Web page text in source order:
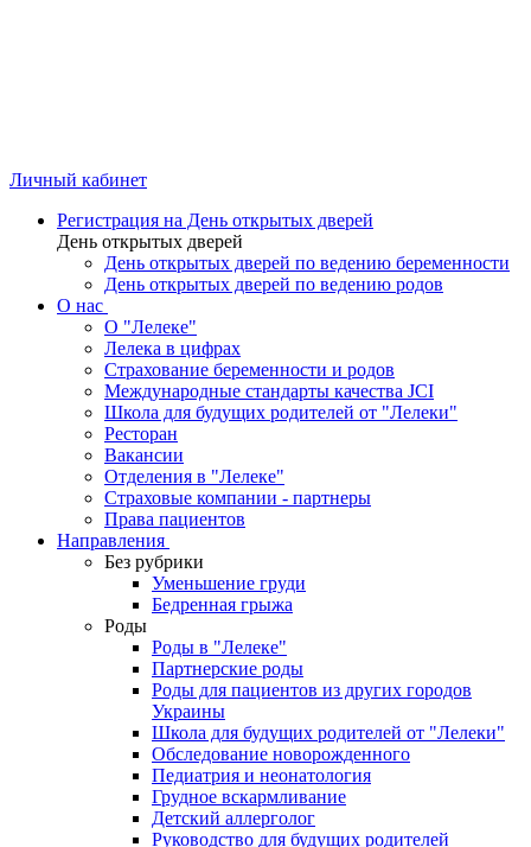
Личный кабинет
Регистрация на День открытых дверей
День открытых дверей
День открытых дверей по ведению беременности
День открытых дверей по ведению родов
О нас
О "Лелеке"
Лелека в цифрах
Страхование беременности и родов
Международные стандарты качества JCI
Школа для будущих родителей от "Лелеки"
Ресторан
Вакансии
Отделения в "Лелеке"
Страховые компании - партнеры
Права пациентов
Направления
Без рубрики
Уменьшение груди
Бедренная грыжа
Роды
Роды в "Лелеке"
Партнерские роды
Роды для пациентов из других городов
Украины
Школа для будущих родителей от "Лелеки"
Обследование новорожденного
Педиатрия и неонатология
Грудное вскармливание
Детский аллерголог
Руководство для будущих родителей